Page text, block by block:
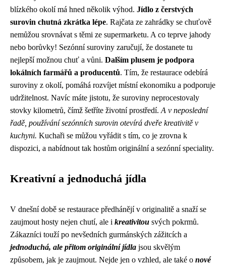
blízkého okolí má hned několik výhod. Jídlo z čerstvých
surovin chutná zkrátka lépe. Rajčata ze zahrádky se chuťově
nemůžou srovnávat s těmi ze supermarketu. A co teprve jahody
nebo borůvky! Sezónní suroviny zaručují, že dostanete tu
nejlepší možnou chuť a vůni. Dalším plusem je podpora
lokálních farmářů a producentů. Tím, že restaurace odebírá
suroviny z okolí, pomáhá rozvíjet místní ekonomiku a podporuje
udržitelnost. Navíc máte jistotu, že suroviny neprocestovaly
stovky kilometrů, čímž šetříte životní prostředí. A v neposlední
řadě, používání sezónních surovin otevírá dveře kreativitě v
kuchyni. Kuchaři se můžou vyřádit s tím, co je zrovna k
dispozici, a nabídnout tak hostům originální a sezónní speciality.
Kreativní a jednoduchá jídla
V dnešní době se restaurace předhánějí v originalitě a snaží se
zaujmout hosty nejen chutí, ale i kreativitou svých pokrmů.
Zákazníci touží po nevšedních gurmánských zážitcích a
jednoduchá, ale přitom originální jídla jsou skvělým
způsobem, jak je zaujmout. Nejde jen o vzhled, ale také o nové